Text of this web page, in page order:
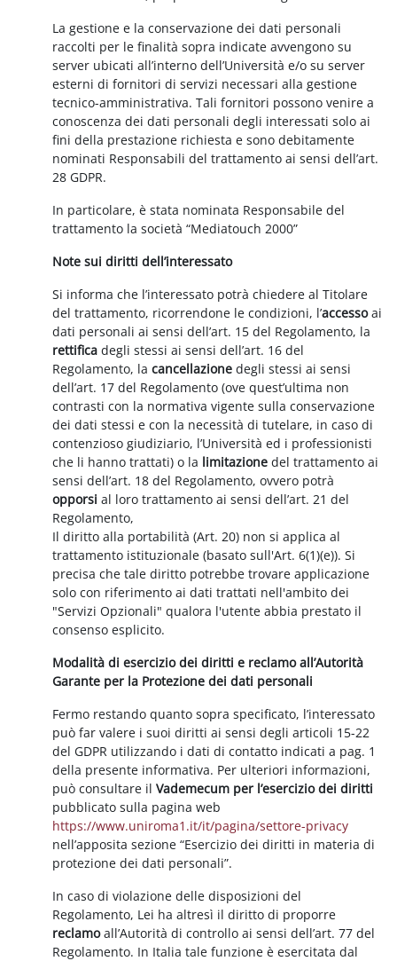
La gestione e la conservazione dei dati personali
raccolti per le finalità sopra indicate avvengono su
server ubicati all’interno dell’Università e/o su server
esterni di fornitori di servizi necessari alla gestione
tecnico-amministrativa. Tali fornitori possono venire a
conoscenza dei dati personali degli interessati solo ai
fini della prestazione richiesta e sono debitamente
nominati Responsabili del trattamento ai sensi dell’art.
28 GDPR.
In particolare, è stata nominata Responsabile del
trattamento la società “Mediatouch 2000”
Note sui diritti dell’interessato
Si informa che l’interessato potrà chiedere al Titolare
del trattamento, ricorrendone le condizioni, l’accessoai
dati personali ai sensi dell’art. 15 del Regolamento, la
rettificadegli stessi ai sensi dell’art. 16 del
Regolamento, lacancellazione degli stessi ai sensi
dell’art. 17 del Regolamento (ove quest’ultima non
contrasti con la normativa vigente sulla conservazione
dei dati stessi e con la necessità di tutelare, in caso di
contenzioso giudiziario, l’Università ed i professionisti
che li hanno trattati) o la limitazione del trattamento ai
sensi dell’art. 18 del Regolamento, ovvero potrà
opporsi al loro trattamento ai sensi dell’art. 21 del
Regolamento,
Il diritto alla portabilità (Art. 20) non si applica al
trattamento istituzionale (basato sull'Art. 6(1)(e)). Si
precisa che tale diritto potrebbe trovare applicazione
solo con riferimento ai dati trattati nell'ambito dei
"Servizi Opzionali" qualora l'utente abbia prestato il
consenso esplicito.
Modalità di esercizio dei diritti e reclamo all’Autorità
Garante per la Protezione dei dati personali
Fermo restando quanto sopra specificato, l’interessato
può far valere i suoi diritti ai sensi degli articoli 15-22
del GDPR utilizzando i dati di contatto indicati a pag. 1
della presente informativa. Per ulteriori informazioni,
può consultare ilVademecum per l’esercizio dei diritti
pubblicato sulla pagina web
https://www.uniroma1.it/it/pagina/settore-privacy
nell’apposita sezione “Esercizio dei diritti in materia di
protezione dei dati personali”.
In caso di violazione delle disposizioni del
Regolamento, Lei ha altresì il diritto di proporre
reclamoall’Autorità di controllo ai sensi dell’art. 77 del
Regolamento. In Italia tale funzione è esercitata dal